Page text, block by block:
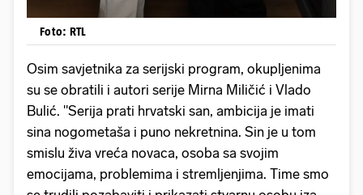
Foto: RTL
Osim savjetnika za serijski program, okupljenima
su se obratili i autori serije Mirna Miličić i Vlado
Bulić. "Serija prati hrvatski san, ambicija je imati
sina nogometaša i puno nekretnina. Sin je u tom
smislu živa vreća novaca, osoba sa svojim
emocijama, problemima i stremljenjima. Time smo